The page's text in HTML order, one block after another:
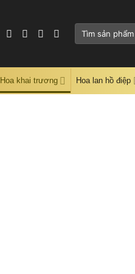
Tìm
Hoa khai trương Hoa lan hồ điệp